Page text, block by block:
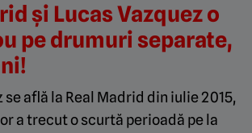
și Lucas Vazquez o
pe drumuri separate,
se află la Real Madrid din iulie 2015,
a trecut o scurtă perioadă pe la